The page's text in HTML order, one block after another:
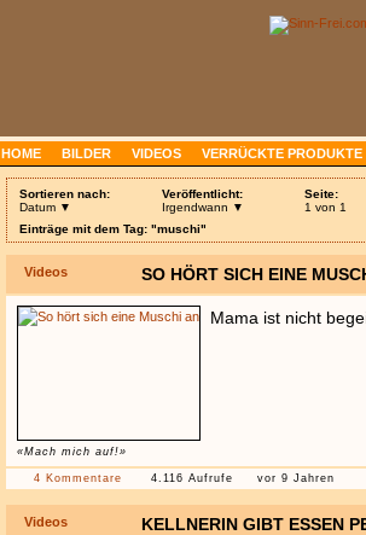
HOME BILDER VIDEOS VERRÜCKTE PRODUKTE
Sortieren nach:
Datum ▼
Veröffentlicht:
Irgendwann ▼
Seite:
1 von 1
Einträge mit dem Tag: "muschi"
Videos SO HÖRT SICH EINE
«Mach mich auf!»
Mama ist nicht
4 Kommentare 4.116 Aufrufe vor 9 Jahren
Videos KELLNERIN GIBT ESSEN